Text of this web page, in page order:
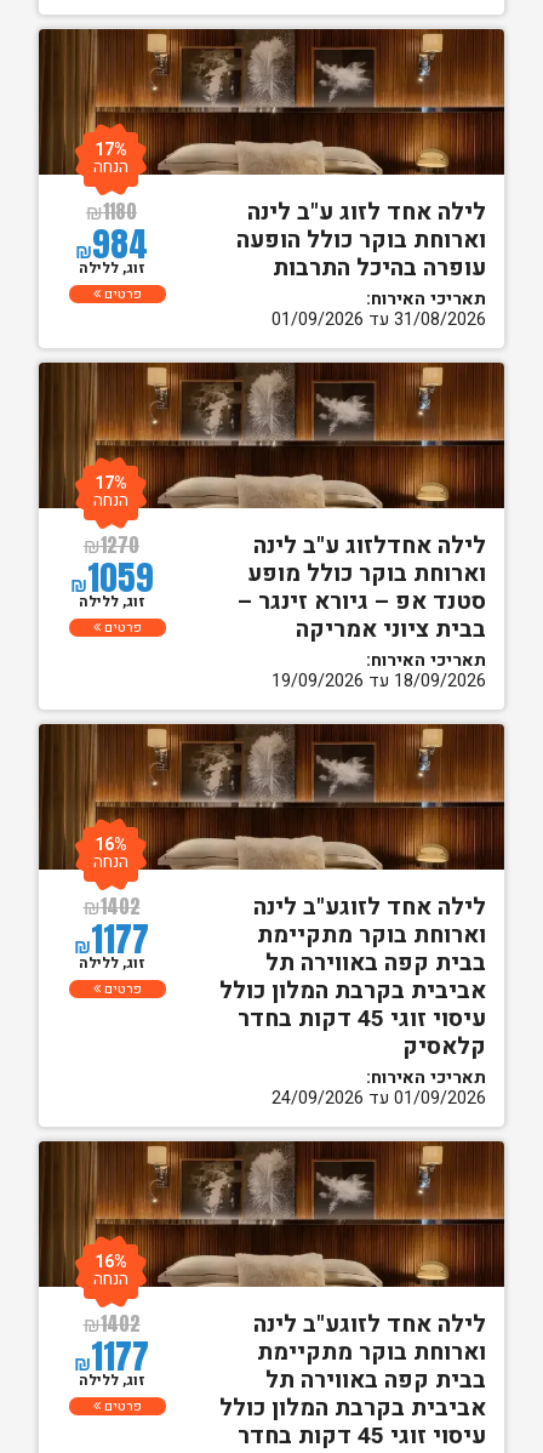
לילה אחד לזוג ע"ב לינה
וארוחת בוקר כולל הופעה
עופרה בהיכל התרבות
תאריכי האירוח:
31/08/2026 עד 01/09/2026
₪1180
₪984
17%
הנחה
זוג, ללילה
פרטים
לילה אחדלזוג ע"ב לינה
וארוחת בוקר כולל מופע
סטנד אפ – גיורא זינגר –
בבית ציוני אמריקה
תאריכי האירוח:
18/09/2026 עד 19/09/2026
₪1270
₪1059
17%
הנחה
זוג, ללילה
פרטים
לילה אחד לזוגע"ב לינה
וארוחת בוקר מתקיימת
בבית קפה באווירה תל
אביבית בקרבת המלון כולל
עיסוי זוגי 45 דקות בחדר
קלאסיק
תאריכי האירוח:
01/09/2026 עד 24/09/2026
₪1402
₪1177
16%
הנחה
זוג, ללילה
פרטים
לילה אחד לזוגע"ב לינה
וארוחת בוקר מתקיימת
בבית קפה באווירה תל
אביבית בקרבת המלון כולל
עיסוי זוגי 45 דקות בחדר
₪1402
₪1177
16%
הנחה
זוג, ללילה
פרטים